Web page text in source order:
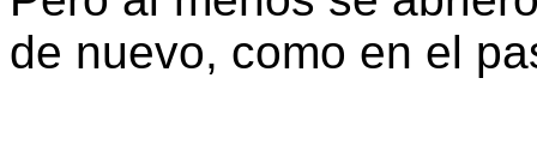
de nuevo, como en el